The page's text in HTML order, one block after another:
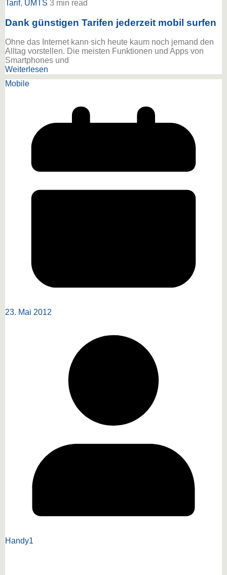
Tarif, UMTS 3 min read
Dank günstigen Tarifen jederzeit mobil surfen
Ohne das Internet kann sich heute kaum noch jemand den
Alltag vorstellen. Die meisten Funktionen und Apps von
Smartphones und
Weiterlesen
Mobile
23. Mai 2012
Handy1